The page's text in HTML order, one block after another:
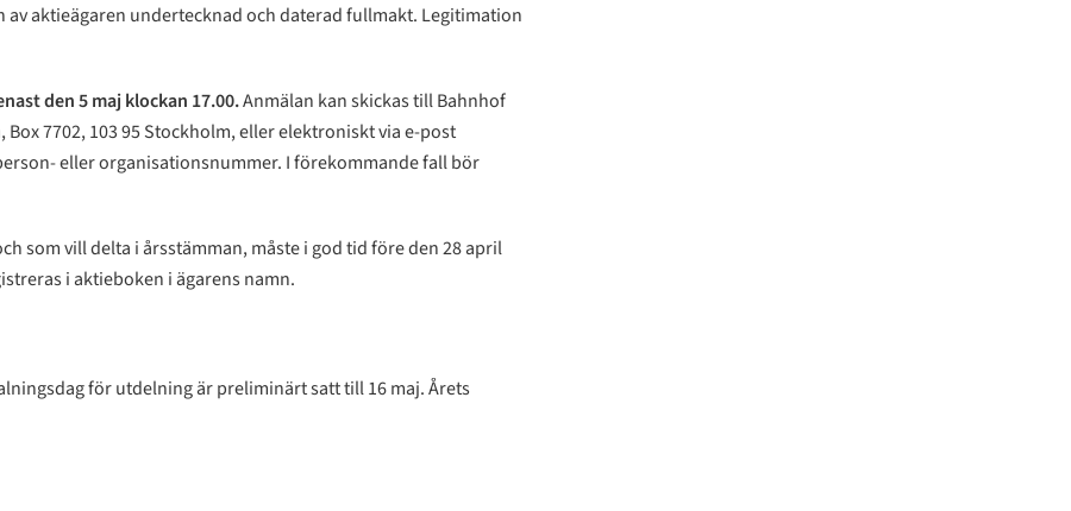
aktieägaren undertecknad och daterad fullmakt. Legitimation
den 5 maj klockan 17.00.Anmälan kan skickas till Bahnhof
7702, 103 95 Stockholm, eller elektroniskt via e-post
eller organisationsnummer. I förekommande fall bör
som vill delta i årsstämman, måste i god tid före den 28 april
i aktieboken i ägarens namn.
för utdelning är preliminärt satt till 16 maj. Årets